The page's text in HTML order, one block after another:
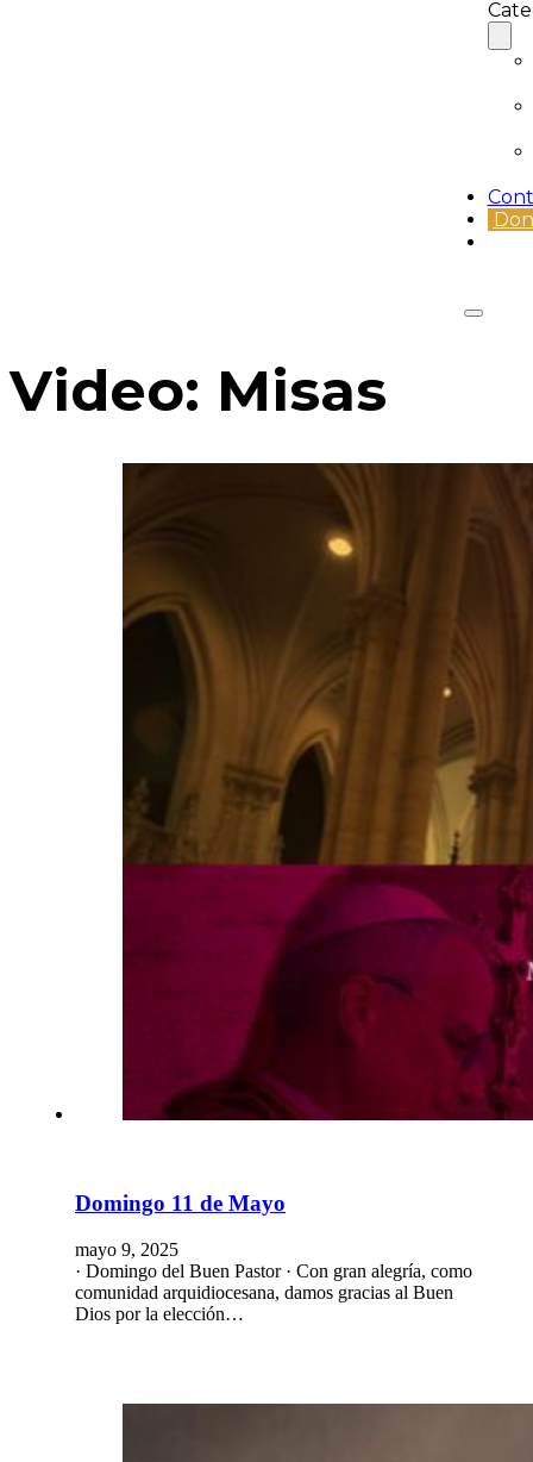
Video: Misas
Domingo 11 de Mayo
mayo 9, 2025
· Domingo del Buen Pastor · Con gran alegría, como
comunidad arquidiocesana, damos gracias al Buen
Dios por la elección…